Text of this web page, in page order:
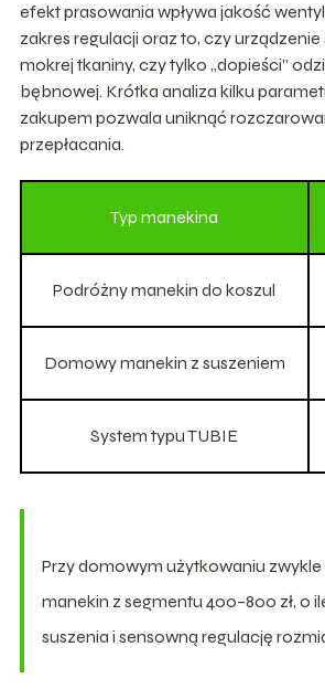
efekt prasowania wpływa jakość
zakres regulacji oraz to, czy
mokrej tkaniny, czy tylko „dopieści”
bębnowej. Krótka analiza kilku
zakupem pozwala uniknąć
przepłacania.
Typ manekina
Podróżny manekin do koszul
Domowy manekin z suszeniem
System typu TUBIE
Przy domowym użytkowaniu
manekin z segmentu 400–800 zł, o
suszenia i sensowną regulację